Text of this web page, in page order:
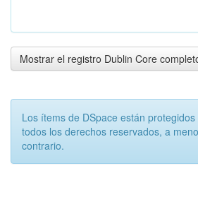
Mostrar el registro Dublin Core
Los ítems de DSpace están
todos los derechos reservados, a
contrario.